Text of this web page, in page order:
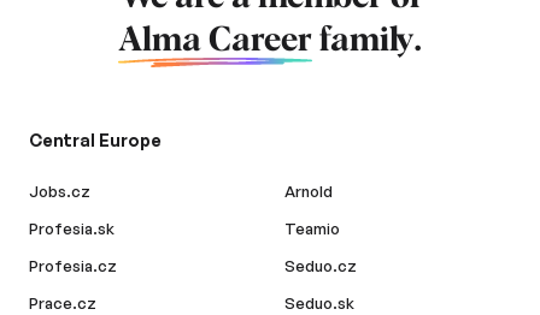
Alma Career family.
Central Europe
Jobs.cz
Profesia.sk
Profesia.cz
Prace.cz
Arnold
Teamio
Seduo.cz
Seduo.sk